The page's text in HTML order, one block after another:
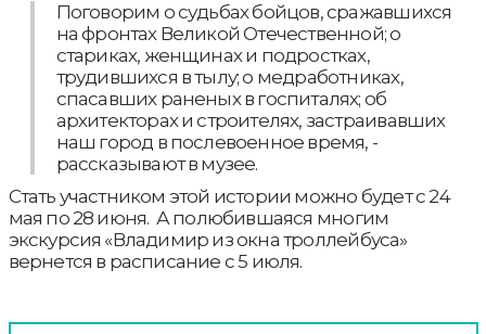
Поговорим о судьбах бойцов, сражавшихся
на фронтах Великой Отечественной; о
стариках, женщинах и подростках,
трудившихся в тылу; о медработниках,
спасавших раненых в госпиталях; об
архитекторах и строителях, застраивавших
наш город в послевоенное время, -
рассказывают в музее.
Стать участником этой истории можно будет с 24
мая по 28 июня. А полюбившаяся многим
экскурсия «Владимир из окна троллейбуса»
вернется в расписание с 5 июля.